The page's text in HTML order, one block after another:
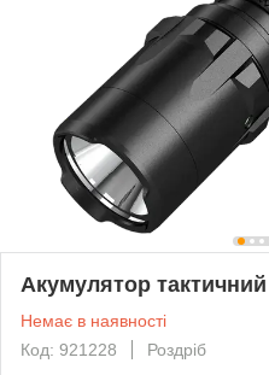
Акумулятор
Немає в наявності
Код: 921228
Роздріб